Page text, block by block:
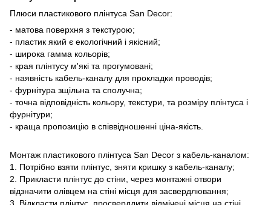
Плюси пластикового плінтуса San Decor:
- матова поверхня з текстурою;
- пластик який є екологічний і якісний;
- широка гамма кольорів;
- края плінтусу м'які та прогумовані;
- наявність кабель-каналу для прокладки проводів;
- фурнітура зщільна та сполучна;
- точна відповідність кольору, текстури, та розміру плінтуса і
фурнітури;
- краща пропозицію в співвідношенні ціна-якість.
Монтаж пластикового плінтуса San Decor з кабель-каналом:
1. Потрібно взяти плінтус, зняти кришку з кабель-каналу;
2. Прикласти плінтус до стіни, через монтажні отвори
відзначити олівцем на стіні місця для засвердлювання;
3. Відкласти плінтус, просвердлити відмічені місця на стіні,